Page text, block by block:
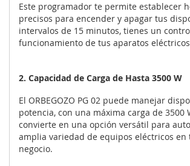
Este programador te permite establecer
precisos para encender y apagar tus
intervalos de 15 minutos, tienes un
funcionamiento de tus aparatos
2. Capacidad de Carga de Hasta 3500 W
El ORBEGOZO PG 02 puede manejar
potencia, con una máxima carga de 3500
convierte en una opción versátil para
amplia variedad de equipos eléctricos en
negocio.